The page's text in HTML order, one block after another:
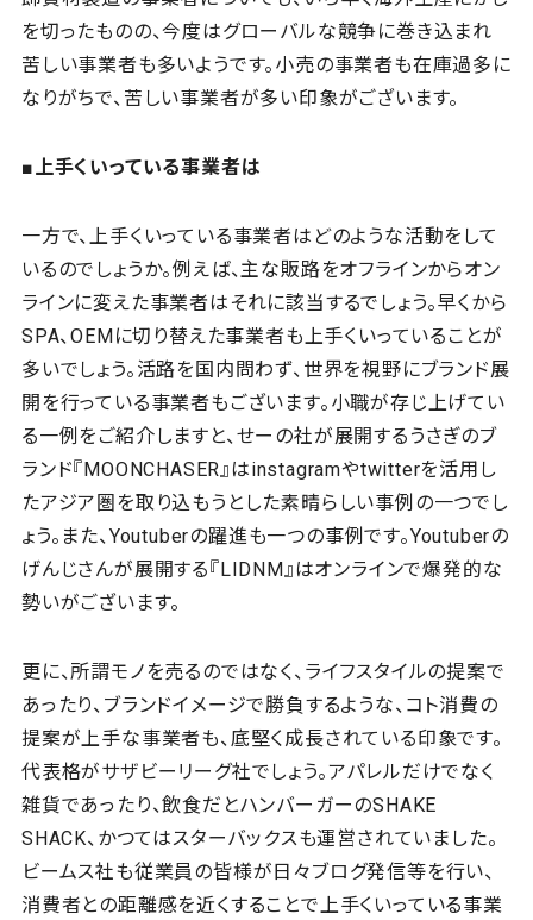
を切ったものの、今度はグローバルな競争に巻き込まれ
苦しい事業者も多いようです。小売の事業者も在庫過多に
なりがちで、苦しい事業者が多い印象がございます。
■上手くいっている事業者は
一方で、上手くいっている事業者はどのような活動をして
いるのでしょうか。例えば、主な販路をオフラインからオン
ラインに変えた事業者はそれに該当するでしょう。早くから
SPA、OEMに切り替えた事業者も上手くいっていることが
多いでしょう。活路を国内問わず、世界を視野にブランド展
開を行っている事業者もございます。小職が存じ上げてい
る一例をご紹介しますと、せーの社が展開するうさぎのブ
ランド『MOONCHASER』はinstagramやtwitterを活用し
たアジア圏を取り込もうとした素晴らしい事例の一つでし
ょう。また、Youtuberの躍進も一つの事例です。Youtuberの
げんじさんが展開する『LIDNM』はオンラインで爆発的な
勢いがございます。
更に、所謂モノを売るのではなく、ライフスタイルの提案で
あったり、ブランドイメージで勝負するような、コト消費の
提案が上手な事業者も、底堅く成長されている印象です。
代表格がサザビーリーグ社でしょう。アパレルだけでなく
雑貨であったり、飲食だとハンバーガーのSHAKE
SHACK、かつてはスターバックスも運営されていました。
ビームス社も従業員の皆様が日々ブログ発信等を行い、
消費者との距離感を近くすることで上手くいっている事業